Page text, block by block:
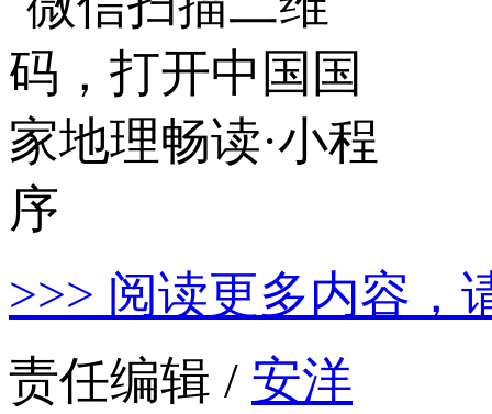
>>> 阅读更多内容，
责任编辑 / 安洋